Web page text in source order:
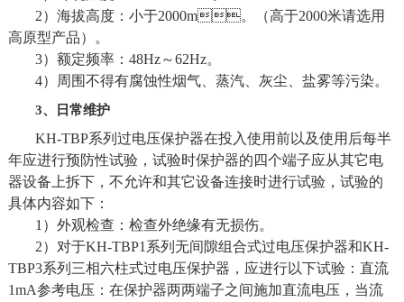
2）海拔高度：小于2000m。（高于2000米请选用
高原型产品）。
3）额定频率：48Hz～62Hz。
4）周围不得有腐蚀性烟气、蒸汽、灰尘、盐雾等污染。
3、日常维护
KH-TBP系列过电压保护器在投入使用前以及使用后每半
年应进行预防性试验，试验时保护器的四个端子应从其它电
器设备上拆下，不允许和其它设备连接时进行试验，试验的
具体内容如下：
1）外观检查：检查外绝缘有无损伤。
2）对于KH-TBP1系列无间隙组合式过电压保护器和KH-
TBP3系列三相六柱式过电压保护器，应进行以下试验：直流
1mA参考电压：在保护器两两端子之间施加直流电压，当流